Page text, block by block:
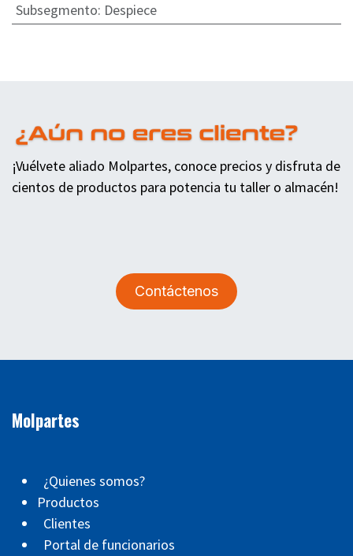
Subsegmento: Despiece
¡Vuélvete aliado Molpartes, conoce precios y disfruta de
cientos de productos para potencia tu taller o almacén!
Contáctenos
Molpartes
¿Quienes somos?
Productos
Clientes
Portal de funcionarios